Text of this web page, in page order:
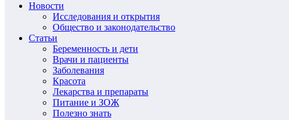
Новости
Исследования и открытия
Общество и законодательство
Статьи
Беременность и дети
Врачи и пациенты
Заболевания
Красота
Лекарства и препараты
Питание и ЗОЖ
Полезно знать